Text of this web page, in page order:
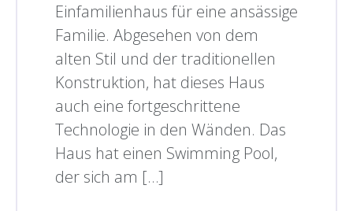
Einfamilienhaus für eine ansässige
Familie. Abgesehen von dem
alten Stil und der traditionellen
Konstruktion, hat dieses Haus
auch eine fortgeschrittene
Technologie in den Wänden. Das
Haus hat einen Swimming Pool,
der sich am […]